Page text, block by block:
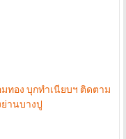
ทอง บุกทำเนียบฯ ติดตาม
านบางปู